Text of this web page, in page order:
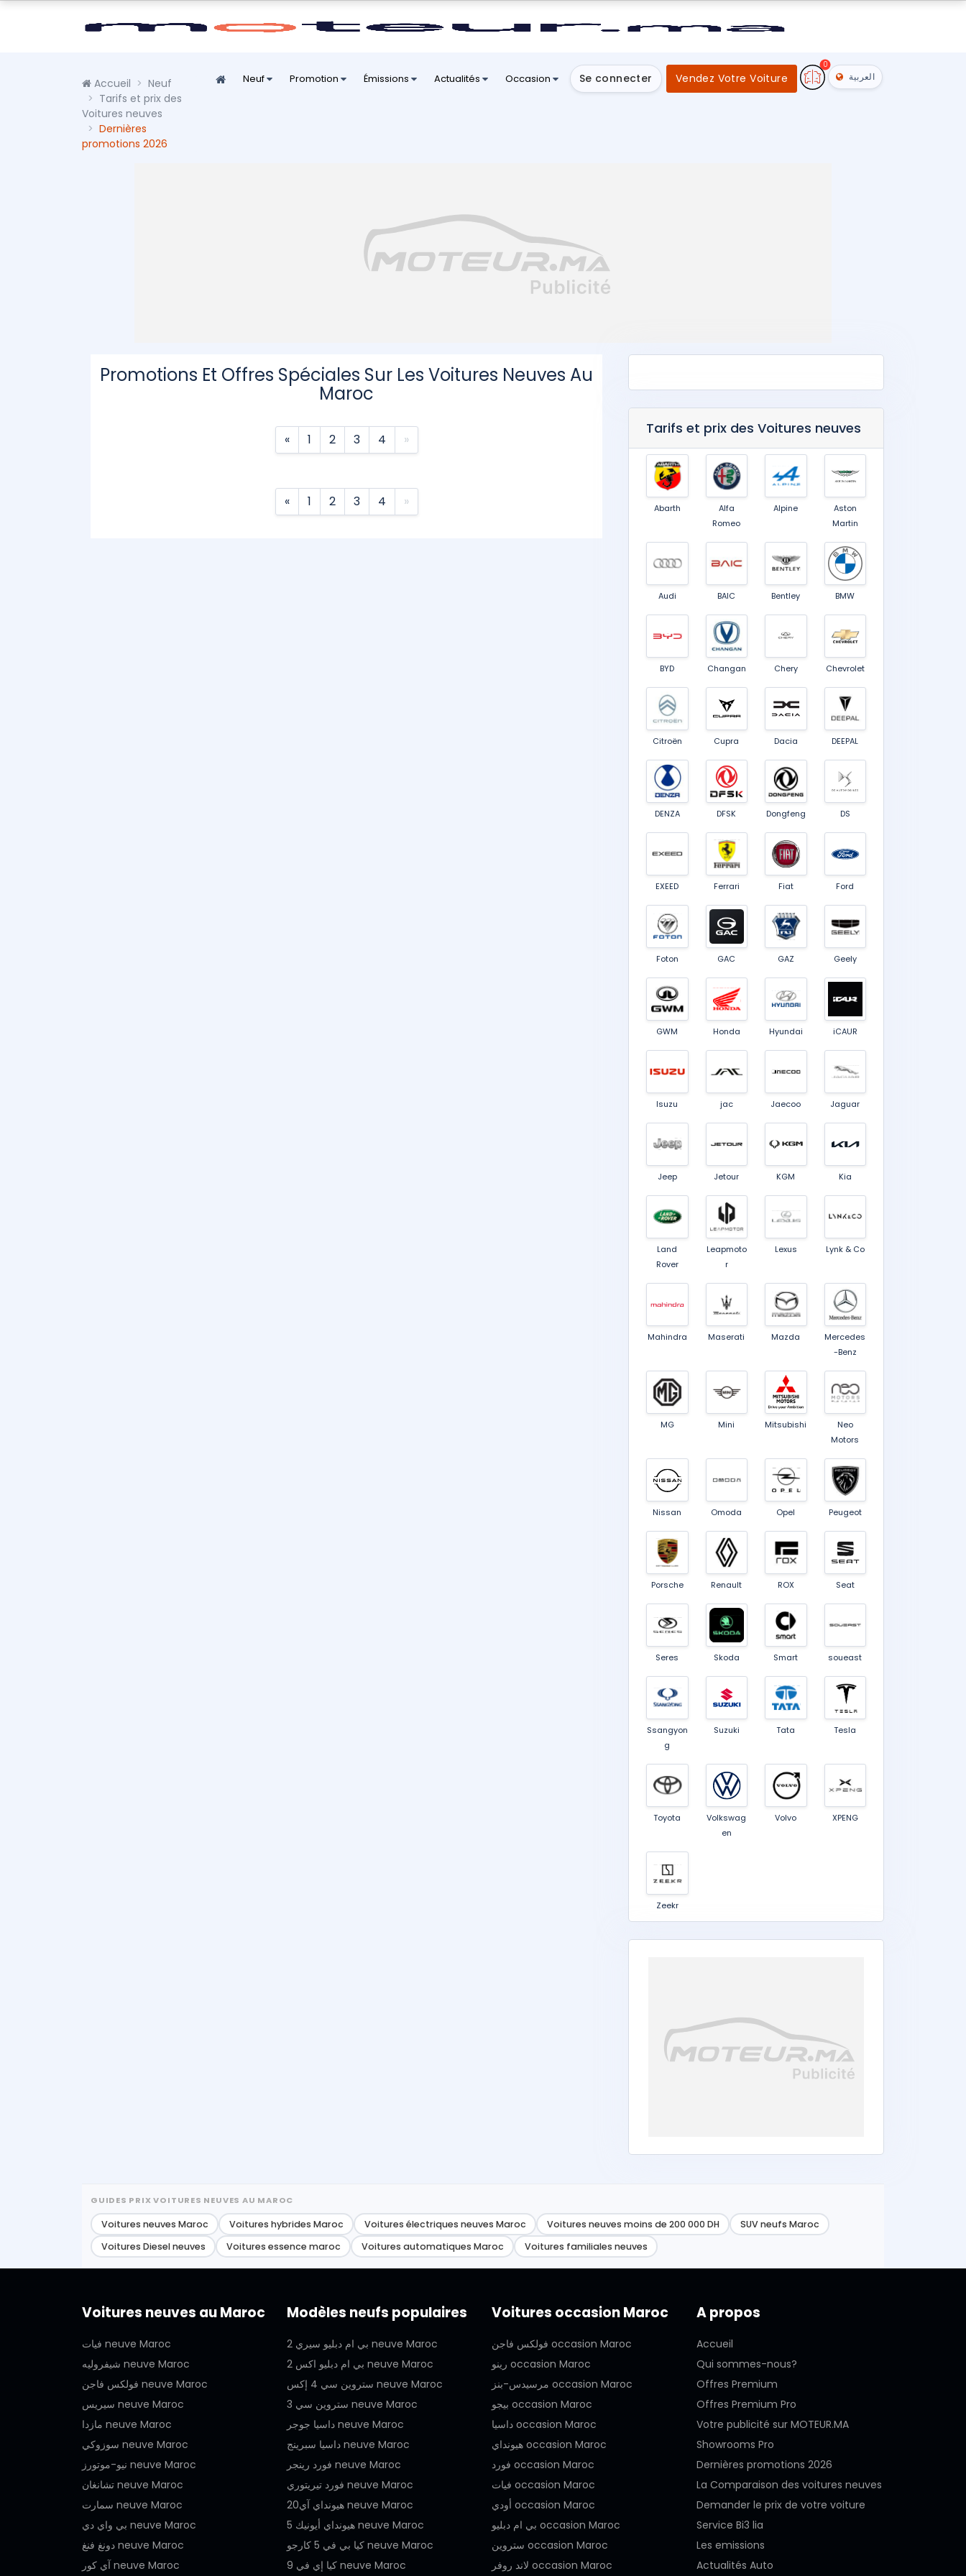
Neuf Promotion Émissions Actualités Occasion Se connecter Vendez Votre Voiture
0
العربية Accueil
Neuf
Tarifs et prix des
Voitures neuves
Dernières
promotions 2026
Promotions Et Offres Spéciales Sur Les Voitures Neuves Au
Maroc
« 1 2 3 4 »
« 1 2 3 4 »
Tarifs et prix des Voitures neuves
Abarth
Alfa
Romeo
Alpine
Aston
Martin
Audi BAIC Bentley BMW
BYD Changan Chery Chevrolet
Citroën Cupra Dacia DEEPAL
DENZA DFSK Dongfeng DS
EXEED Ferrari Fiat Ford
Foton GAC GAZ Geely
GWM Honda Hyundai iCAUR
Isuzu jac Jaecoo Jaguar
Jeep Jetour KGM Kia
Land
Rover
Leapmoto
r
Lexus Lynk & Co
Mahindra Maserati Mazda
Mercedes
-Benz
MG Mini Mitsubishi
Neo
Motors
Nissan Omoda Opel Peugeot
Porsche Renault ROX Seat
Seres Skoda Smart soueast
Ssangyon
g
Suzuki Tata Tesla
Toyota
Volkswag
en
Volvo XPENG
Zeekr
GUIDES PRIX VOITURES NEUVES AU MAROC
Voitures neuves Maroc Voitures hybrides Maroc Voitures électriques neuves Maroc Voitures neuves moins de 200 000 DH
SUV neufs Maroc
Voitures Diesel neuves
Voitures essence maroc Voitures automatiques Maroc Voitures familiales neuves
Voitures neuves au Maroc
فيات neuve Maroc
شيفروليه neuve Maroc
فولكس فاجن neuve Maroc
سيريس neuve Maroc
مازدا neuve Maroc
سوزوكي neuve Maroc
نيو-موتورز neuve Maroc
تشانغان neuve Maroc
سمارت neuve Maroc
بي واي دي neuve Maroc
دونغ فنغ neuve Maroc
آي كور neuve Maroc
Modèles neufs populaires
بي ام دبليو سيري 2 neuve Maroc
بي ام دبليو اكس 2 neuve Maroc
ستروين سي 4 إكس neuve Maroc
ستروين سي 3 neuve Maroc
داسيا جوجر neuve Maroc
داسيا سبرينج neuve Maroc
فورد رينجر neuve Maroc
فورد تيريتوري neuve Maroc
هيونداي آي20 neuve Maroc
هيونداي أيونيك 5 neuve Maroc
كيا بي في 5 كارجو neuve Maroc
كيا إي في 9 neuve Maroc
Voitures occasion Maroc
فولكس فاجن occasion Maroc
رينو occasion Maroc
مرسيدس-بنز occasion Maroc
بيجو occasion Maroc
داسيا occasion Maroc
هيونداي occasion Maroc
فورد occasion Maroc
فيات occasion Maroc
أودي occasion Maroc
بي ام دبليو occasion Maroc
ستروين occasion Maroc
لاند روفر occasion Maroc
A propos
Accueil
Qui sommes-nous?
Offres Premium
Offres Premium Pro
Votre publicité sur MOTEUR.MA
Showrooms Pro
Dernières promotions 2026
La Comparaison des voitures neuves
Demander le prix de votre voiture
Service Bi3 lia
Les emissions
Actualités Auto